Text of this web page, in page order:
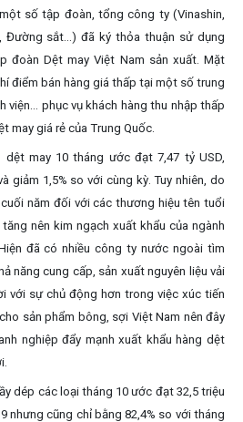
số tập đoàn, tổng công ty (Vinashin,
Đường sắt…) đã ký thỏa thuận sử dụng
đoàn Dệt may Việt Nam sản xuất. Mặt
điểm bán hàng giá thấp tại một số trung
viện… phục vụ khách hàng thu nhập thấp
may giá rẻ của Trung Quốc.
dệt may 10 tháng ước đạt 7,47 tỷ USD,
giảm 1,5% so với cùng kỳ. Tuy nhiên, do
năm đối với các thương hiệu tên tuổi
nên kim ngạch xuất khẩu của ngành
đã có nhiều công ty nước ngoài tìm
năng cung cấp, sản xuất nguyên liệu vải
với sự chủ động hơn trong việc xúc tiến
sản phẩm bông, sợi Việt Nam nên đây
nghiệp đẩy mạnh xuất khẩu hàng dệt
dép các loại tháng 10 ước đạt 32,5 triệu
nhưng cũng chỉ bằng 82,4% so với tháng